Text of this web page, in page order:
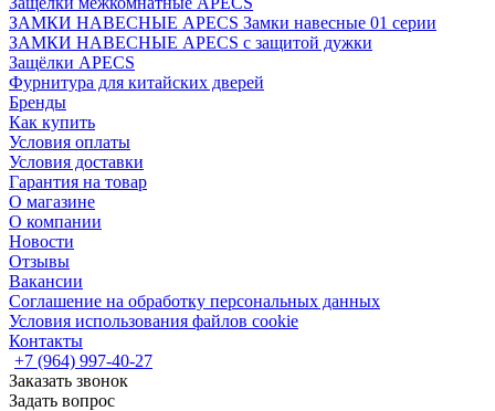
ЗАМКИ НАВЕСНЫЕ APECS Замки навесные 01 серии
ЗАМКИ НАВЕСНЫЕ APECS с защитой дужки
Защёлки APECS
Фурнитура для китайских дверей
Бренды
Как купить
Условия оплаты
Условия доставки
Гарантия на товар
О магазине
О компании
Новости
Отзывы
Вакансии
Соглашение на обработку персональных данных
Условия использования файлов cookie
Контакты
+7 (964) 997-40-27
Заказать звонок
Задать вопрос